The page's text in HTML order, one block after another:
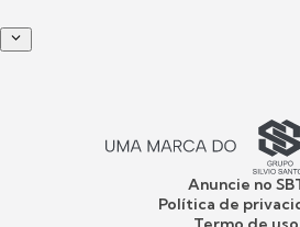
Anuncie no
Política de